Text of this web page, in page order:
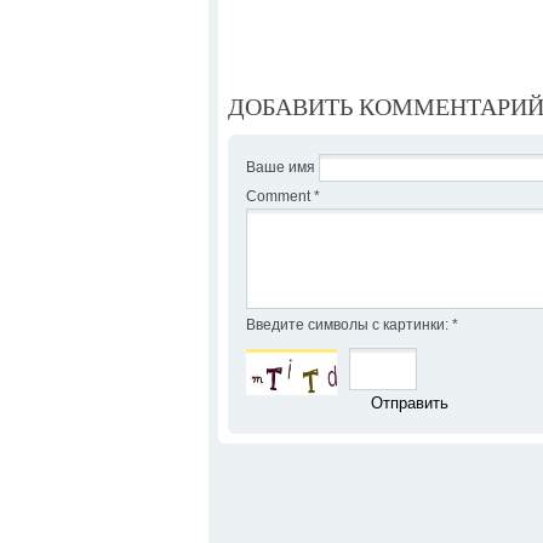
ДОБАВИТЬ КОММЕНТАРИЙ
Ваше имя
Comment *
Введите символы с картинки: *